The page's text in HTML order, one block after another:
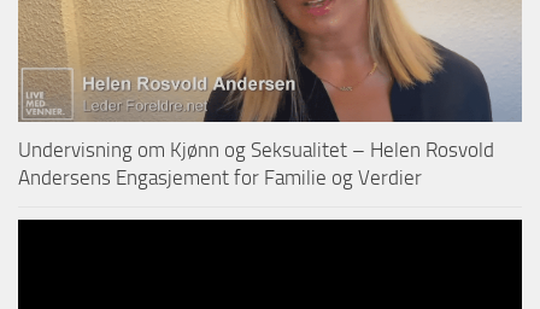
Undervisning om Kjønn og Seksualitet – Helen Rosvold
Andersens Engasjement for Familie og Verdier